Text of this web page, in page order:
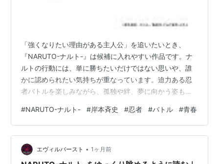
劇場版 NARUTO -ナルト- 大激突!幻の地底遺跡だっ
てばよ（劇場版第2弾）
劇場版 NARUTO -ナルト- 大興奮!みかづき島のアニ
マル騒動だってばよ（劇場版第3弾）
9弾）
THE LAST -NARUTO THE MOVIE-（劇場版第10
BORUTO -NARUTO THE MOVIE-
「強くなりたい理由がある主人公」を追いたいとき、
『NARUTO-ナルト-』は候補に入れやすい作品です。ナ
ルトの行動には、単に勝ちたいだけではない思いや、誰
かに認められたい気持ちが重なっています。迫力ある忍
者バトルを楽しみながら、孤独や絆、夢に向かう姿も読
を読みたいときに 『NARUTO-ナルト-』の中心には、里
の仲間とのつながり、自分の居場所を求める気持ち、忍
として成長していく姿があります。派手な場面に目が向
きやすい作品ですが、読み続けるほど大切になるのは、
主人公が何を選び、どんな人と関わっていくかです。 た
#NARUTO-ナルト- #岸本斉史 #忍者 #バトル #青春
エヴィルバースト • 1ヶ月前